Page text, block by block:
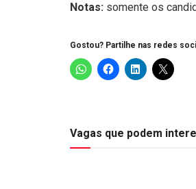
Notas: somente os
Gostou? Partilhe nas redes
Vagas que podem